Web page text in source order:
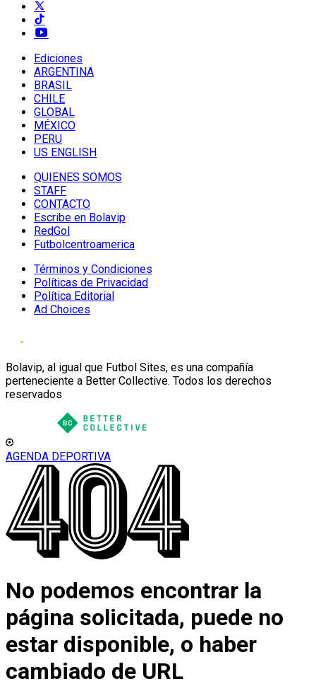
Ediciones
ARGENTINA
BRASIL
CHILE
GLOBAL
MÉXICO
PERU
US ENGLISH
QUIENES SOMOS
STAFF
CONTACTO
Escribe en Bolavip
RedGol
Futbolcentroamerica
Términos y Condiciones
Políticas de Privacidad
Política Editorial
Ad Choices
Bolavip, al igual que Futbol Sites, es una compañía
perteneciente a Better Collective. Todos los derechos
reservados
AGENDA DEPORTIVA
No podemos encontrar la
página solicitada, puede no
estar disponible, o haber
cambiado de URL